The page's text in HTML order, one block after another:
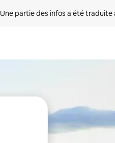
Une partie des infos a été